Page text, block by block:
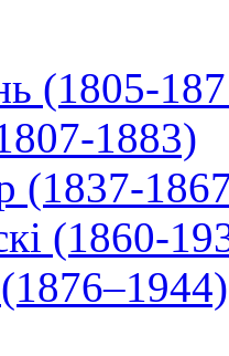
(1805-
1883)
(1837-
(1860-